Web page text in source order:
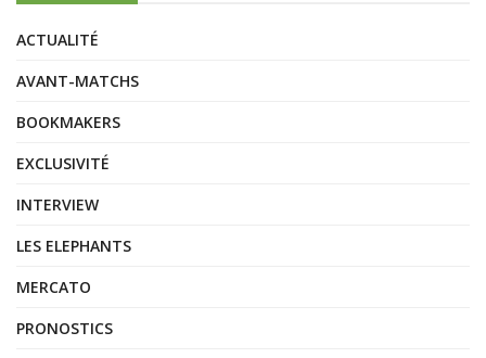
ACTUALITÉ
AVANT-MATCHS
BOOKMAKERS
EXCLUSIVITÉ
INTERVIEW
LES ELEPHANTS
MERCATO
PRONOSTICS